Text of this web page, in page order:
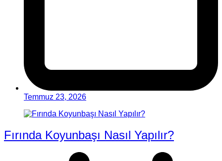
Temmuz 23, 2026
Fırında Koyunbaşı Nasıl Yapılır?